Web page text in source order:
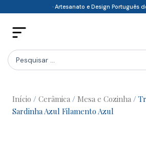
content
· Artesanato e Design Português
Search
...
Início / Cerâmica / Mesa e Cozinha /
Sardinha Azul Filamento Azul